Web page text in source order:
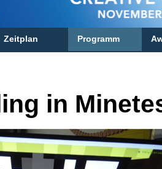
Zeitplan Programm
in